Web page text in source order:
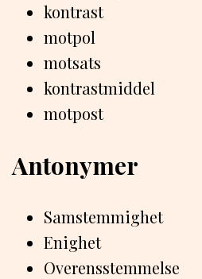
kontrast
motpol
motsats
kontrastmiddel
motpost
Antonymer
Samstemmighet
Enighet
Overensstemmelse